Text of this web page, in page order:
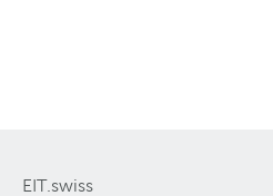
EIT.swiss